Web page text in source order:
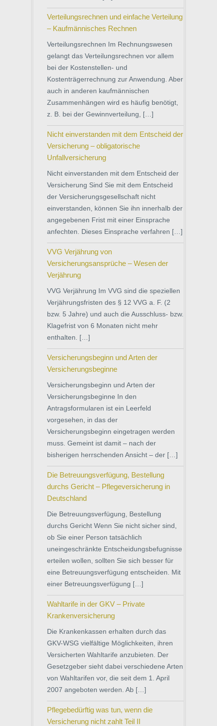
Verteilungsrechnen und einfache Verteilung
– Kaufmännisches Rechnen
Verteilungsrechnen Im Rechnungswesen
gelangt das Verteilungsrechnen vor allem
bei der Kostenstellen- und
Kostenträgerrechnung zur Anwendung. Aber
auch in anderen kaufmännischen
Zusammenhängen wird es häufig benötigt,
z. B. bei der Gewinnverteilung, […]
Nicht einverstanden mit dem Entscheid der
Versicherung – obligatorische
Unfallversicherung
Nicht einverstanden mit dem Entscheid der
Versicherung Sind Sie mit dem Entscheid
der Versicherungsgesellschaft nicht
einverstanden, können Sie ihn innerhalb der
angegebenen Frist mit einer Einsprache
anfechten. Dieses Einsprache verfahren […]
VVG Verjährung von
Versicherungsansprüche – Wesen der
Verjährung
VVG Verjährung Im VVG sind die speziellen
Verjährungsfristen des § 12 VVG a. F. (2
bzw. 5 Jahre) und auch die Ausschluss- bzw.
Klagefrist von 6 Monaten nicht mehr
enthalten. […]
Versicherungsbeginn und Arten der
Versicherungsbeginne
Versicherungsbeginn und Arten der
Versicherungsbeginne In den
Antragsformularen ist ein Leerfeld
vorgesehen, in das der
Versicherungsbeginn eingetragen werden
muss. Gemeint ist damit – nach der
bisherigen herrschenden Ansicht – der […]
Die Betreuungsverfügung, Bestellung
durchs Gericht – Pflegeversicherung in
Deutschland
Die Betreuungsverfügung, Bestellung
durchs Gericht Wenn Sie nicht sicher sind,
ob Sie einer Person tatsächlich
uneingeschränkte Entscheidungsbefugnisse
erteilen wollen, sollten Sie sich besser für
eine Betreuungsverfügung entscheiden. Mit
einer Betreuungsverfügung […]
Wahltarife in der GKV – Private
Krankenversicherung
Die Krankenkassen erhalten durch das
GKV-WSG vielfältige Möglichkeiten, ihren
Versicherten Wahltarife anzubieten. Der
Gesetzgeber sieht dabei verschiedene Arten
von Wahltarifen vor, die seit dem 1. April
2007 angeboten werden. Ab […]
Pflegebedürftig was tun, wenn die
Versicherung nicht zahlt Teil II